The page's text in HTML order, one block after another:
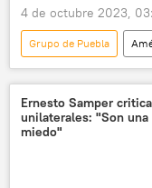
4 de octubre 2023,
Grupo de Puebla
Venezuela
ExxonMobil
Delcy Rodríguez
Ernesto Samper
unilaterales: "Son
miedo"